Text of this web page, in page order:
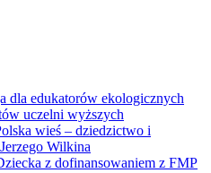
dla edukatorów ekologicznych
uczelni wyższych
wieś – dziedzictwo i
Wilkina
z dofinansowaniem z FMP